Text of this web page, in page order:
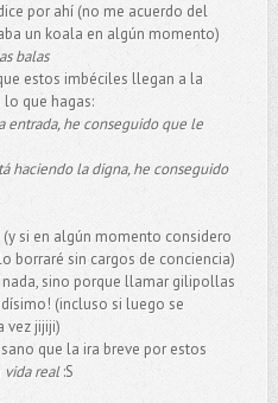
por ahí (no me acuerdo del
un koala en algún momento)
balas
estos imbéciles llegan a la
que hagas:
entrada, he conseguido que le
haciendo la digna, he conseguido
si en algún momento considero
borraré sin cargos de conciencia)
nada, sino porque llamar gilipollas
(incluso si luego se
vez jijiji)
que la ira breve por estos
vida real:S